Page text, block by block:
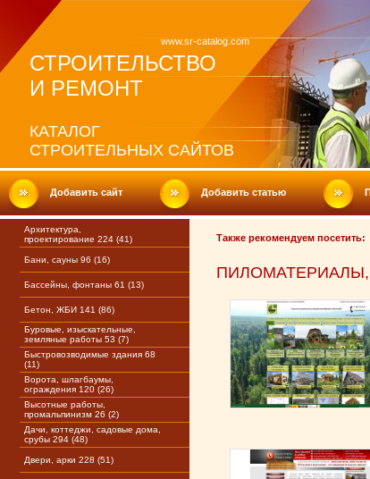
www.sr-catalog.com
СТРОИТЕЛЬСТВО
И РЕМОНТ
КАТАЛОГ
СТРОИТЕЛЬНЫХ САЙТОВ
Добавить сайт Добавить статью
Архитектура,
проектирование 224 (41)
Бани, сауны 96 (16)
Бассейны, фонтаны 61 (13)
Бетон, ЖБИ 141 (86)
Буровые, изыскательные,
земляные работы 53 (7)
Быстровозводимые здания 68
(11)
Ворота, шлагбаумы,
ограждения 120 (26)
Высотные работы,
промальпинизм 26 (2)
Дачи, коттеджи, садовые дома,
срубы 294 (48)
Двери, арки 228 (51)
Также рекомендуем посетить: